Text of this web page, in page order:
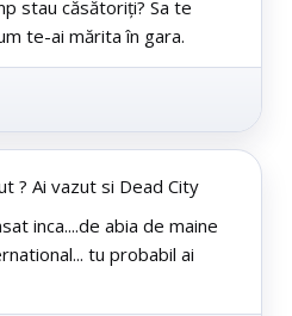
stau căsătoriți? Sa te
te-ai mărita în gara.
? Ai vazut si Dead City
inca....de abia de maine
tu probabil ai